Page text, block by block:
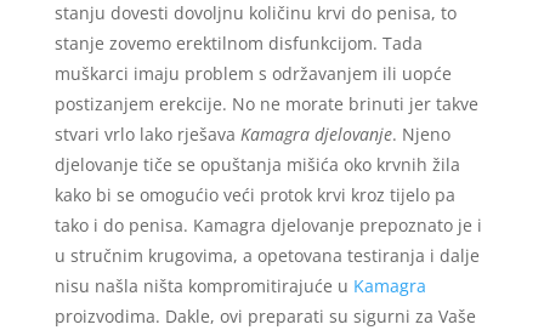
stanju dovesti dovoljnu količinu krvi do penisa, to
stanje zovemo erektilnom disfunkcijom. Tada
muškarci imaju problem s održavanjem ili uopće
postizanjem erekcije. No ne morate brinuti jer takve
stvari vrlo lako rješava Kamagra djelovanje. Njeno
djelovanje tiče se opuštanja mišića oko krvnih žila
kako bi se omogućio veći protok krvi kroz tijelo pa
tako i do penisa. Kamagra djelovanje prepoznato je i
u stručnim krugovima, a opetovana testiranja i dalje
nisu našla ništa kompromitirajuće u Kamagra
proizvodima. Dakle, ovi preparati su sigurni za Vaše